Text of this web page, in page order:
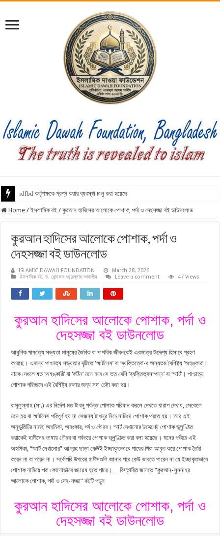
idfbd কর্তৃপক্ষকে প্রশ্ন করার ব্যবস্থা চালু করা হয়েছে
Home / ইসলামিক বই / কুরআন হাদিসের আলোকে পোশাক, পর্দা ও দেহসজ্জা বই ডাউনলোড
কুরআন হাদিসের আলোকে পোশাক, পর্দা ও
দেহসজ্জা বই ডাউনলোড
ISLAMIC DAWAH FOUNDATION
March 28, 2026
ইসলামিক বই,ড. খোন্দকার আব্দুল্লাহ জাহাঙ্গীর Leave a comment 47 Views
কুরআন হাদিসের আলোকে পোশাক, পর্দা ও
দেহসজ্জা বই ডাউনলোড
আধুনিক পাশ্চাত্য সভ্যতা মানুষের জৈবিক বা পাশবিক জীবনকেই একমাত্র উদ্দেশ্য হিসাবে গ্রহণ
করেছে। এজন্য পাশ্চাত্য সভ্যতার দৃষ্টিতে ‘স্মার্টনেস’ বা ‘ব্যক্তিত্বে’-র অন্যতম বৈশিষ্ট্য ‘অহঙ্কার’।
যাকে দেখলে যত ‘অহঙ্কারী’ বা ‘কঠিন’ মনে হবে সে তত বেশি ‘ব্যক্তিত্বসম্পন্ন’ বা ‘স্মার্ট’। পাশ্চাত্য
পোশাক পরিচ্ছদে এই বৈশিষ্ট্য রক্ষার জন্য সদা চেষ্টা করা হয়।
রাসূলুল্লাহ (সা.) এর নির্দেশ মত টাখনু পর্যন্ত পোশাক পরিধান করলে দেখতে খারাপ দেখায়, সেকেলে
মনে হয় বা স্মার্টনেস পরিপূর্ণ হয় না সেজন্য টাখনুর নিচে নামিয়ে পোশাক পরতে হয়। আর এই
অনুভুতিটির নামই অহমিকা, অহংকার, গর্ব ও গৌরব। স্মার্ট দেখানোর উদ্দেশ্যে পোশাক ভূলুণ্ঠিত
করাকেই হাদীসের ভাষায় গৌরব বা গর্বভরে পোশাক ভূলুণ্ঠিত করা বলা হয়েছে। মনের গভীরে এই
অহমিকা, “স্মার্ট দেখানোর” আগ্রহ ছাড়া কেউই ইচ্ছাকৃতভাবে পায়ের গিরা আবৃত করে পোশাক তৈরি
করেন না বা পরেন না। সর্বোপরি উপরের হাদীসগুলি জানার পরে কেউ ভাবতে পারেন না যে ইচ্ছাকৃতভাবে
পোশাক নামিয়ে পরা কোনোভাবে জায়েয হতে পারে।… বিস্তারিত জানতে “কুরআন-সুন্নাহর
আলোকে পোশাক, পর্দা ও দেহ-সজ্জা” বইটি পড়ুন
কুরআন হাদিসের আলোকে পোশাক, পর্দা ও
দেহসজ্জা বই ডাউনলোড